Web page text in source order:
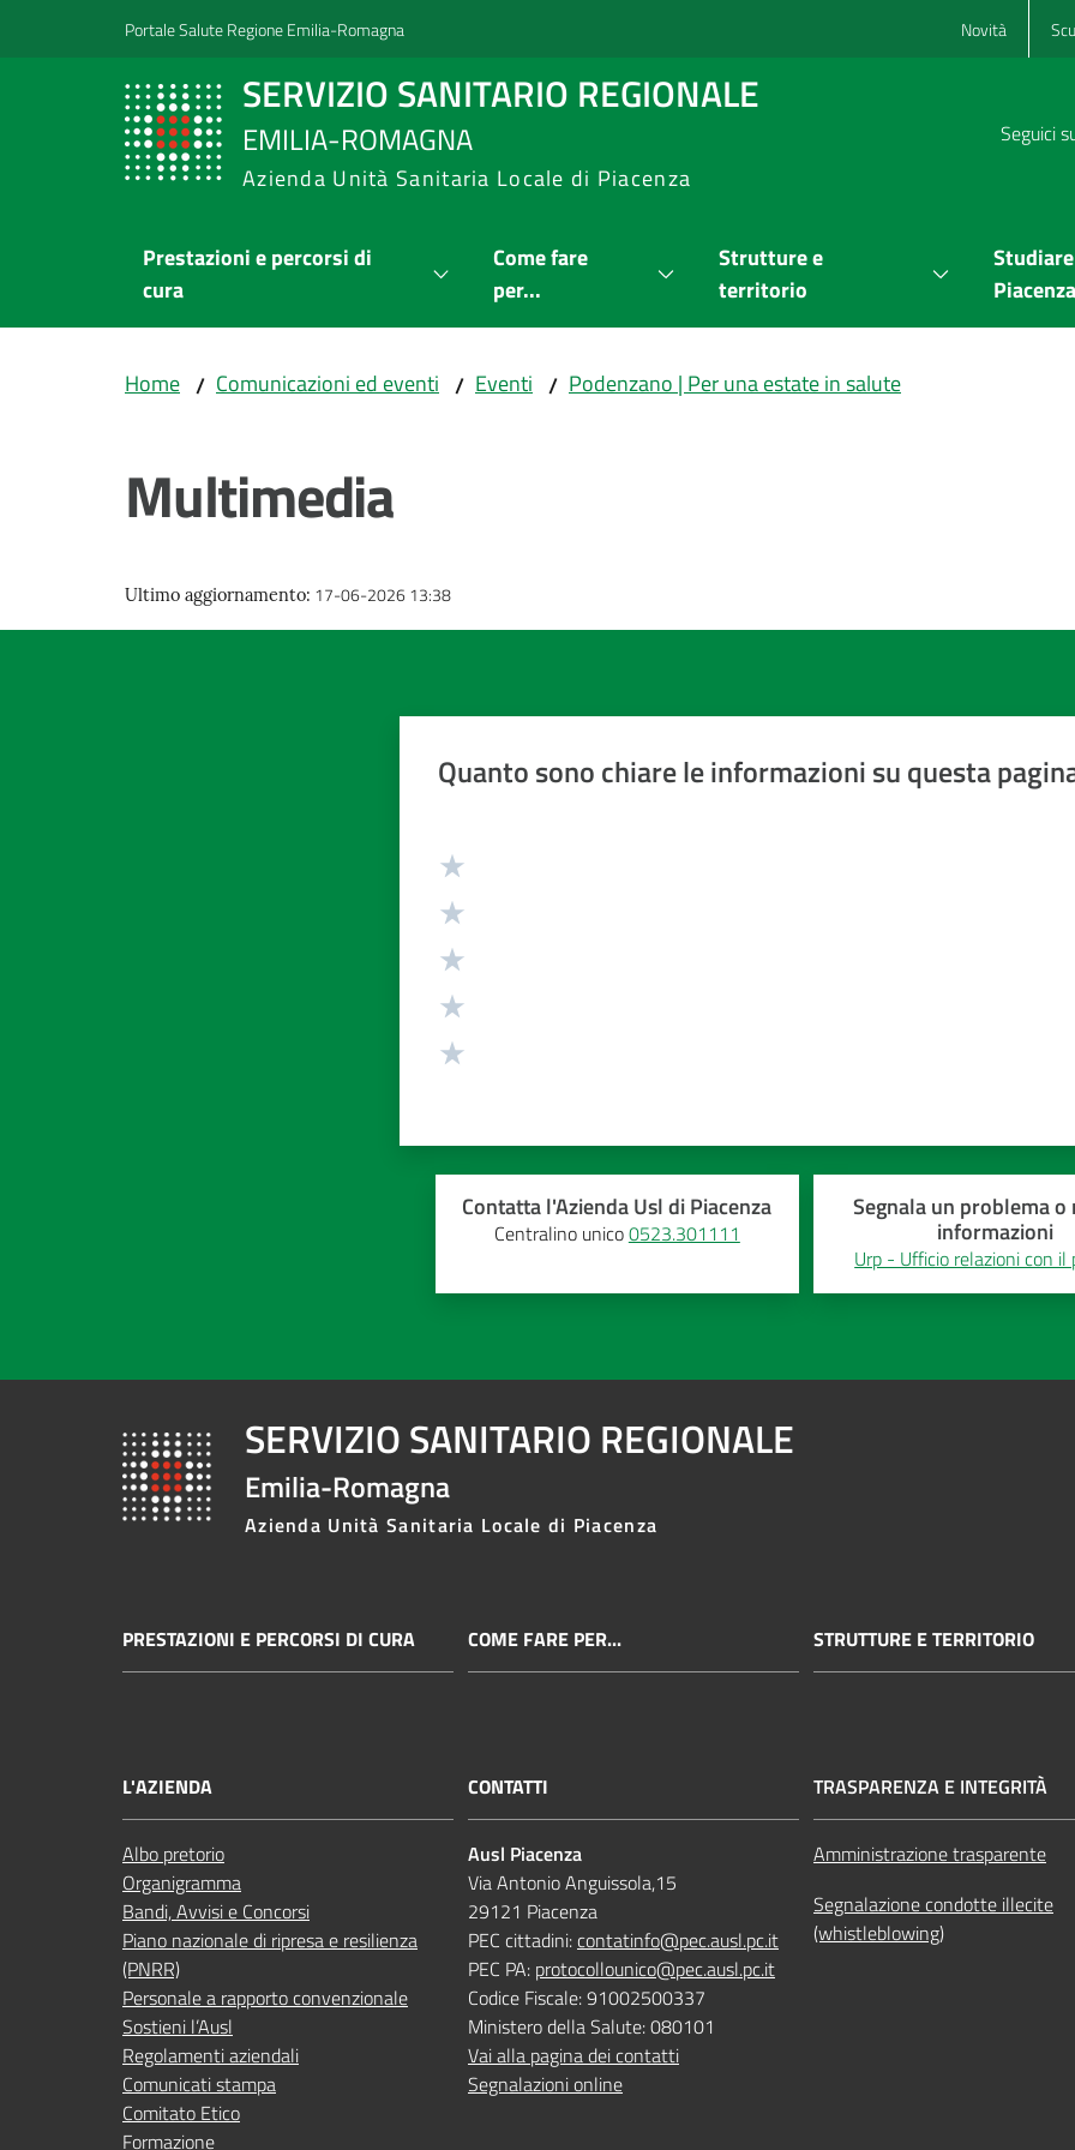
Vai al contenuto
Vai alla navigazionePortale Salute Regione Emilia-Romagna Novità
SERVIZIO SANITARIO REGIONALE
EMILIA-ROMAGNA
Azienda Unità Sanitaria Locale di Piacenza
Seguici
Prestazioni e percorsi di
cura
Come fare
per...
Strutture e
territorio
Piacenza
Home / Comunicazioni ed eventi / Eventi / Podenzano | Per una estate in salute
Multimedia
Ultimo aggiornamento: 17-06-2026 13:38
Quanto sono chiare le informazioni su questa
Contatta l'Azienda Usl di Piacenza
Centralino unico0523.301111
Segnala un problema o
informazioni
Urp - Ufficio relazioni con il
SERVIZIO SANITARIO REGIONALE
Emilia-Romagna
Azienda Unità Sanitaria Locale di Piacenza
PRESTAZIONI E PERCORSI DI CURA COME FARE PER... STRUTTURE E TERRITORIO
L'AZIENDA
Albo pretorio
Organigramma
Bandi, Avvisi e Concorsi
Piano nazionale di ripresa e resilienza
(PNRR)
Personale a rapporto convenzionale
Sostieni l’Ausl
Regolamenti aziendali
Comunicati stampa
Comitato Etico
Formazione
CONTATTI
Ausl Piacenza
Via Antonio Anguissola,15
29121 Piacenza
PEC cittadini:contatinfo@pec.ausl.pc.it
PEC PA: protocollounico@pec.ausl.pc.it
Codice Fiscale: 91002500337
Ministero della Salute: 080101
Vai alla pagina dei contatti
Segnalazioni online
TRASPARENZA E INTEGRITÀ
Amministrazione trasparente
Segnalazione condotte illecite
(whistleblowing)